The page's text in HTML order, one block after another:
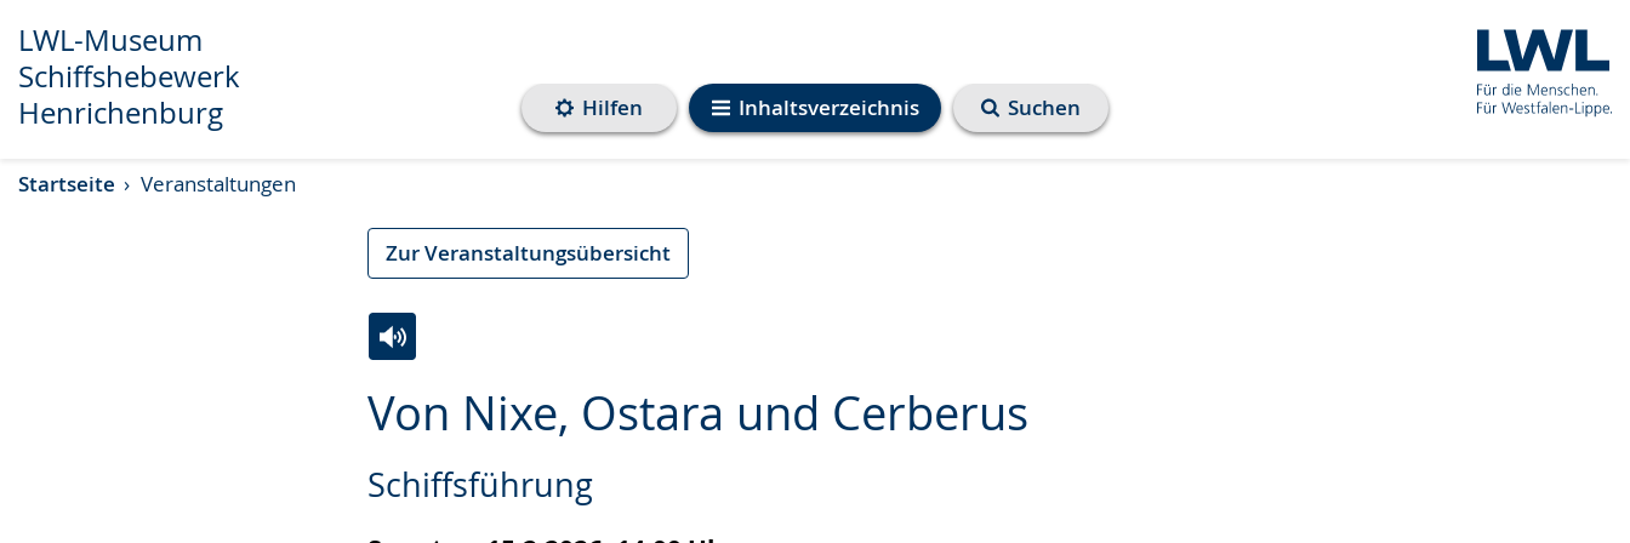
Transkript anzeigen
Abspielen
Pausieren
LWL-Museum
Schiffshebewerk
Henrichenburg
Inhaltsverzeichnis
Hilfen Suchen
Startseite Veranstaltungen
Zur Veranstaltungsübersicht
Von Nixe, Ostara und Cerberus
Schiffsführung
Leichten
wechseln.
Audio-
Video
Deutscher